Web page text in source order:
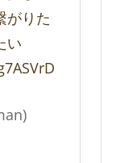
がりた
い